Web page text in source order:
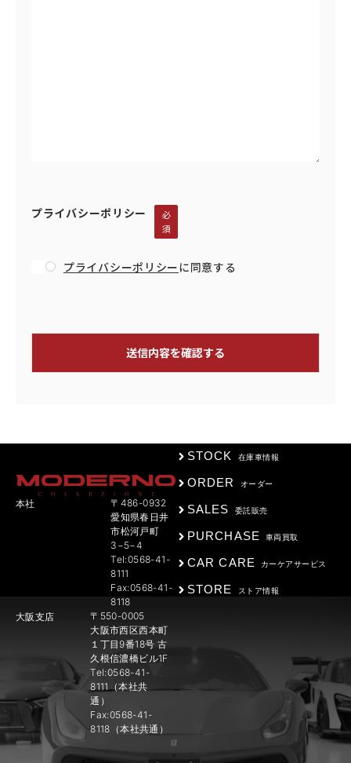
プライバシーポリシー
必
須
プライバシーポリシーに同意する
本社
〒486-0932
愛知県春日井
市松河戸町
3−5−4
Tel:0568-41-
8111
Fax:0568-41-
8118
大阪支店
〒550-0005
大阪市西区西本町
１丁目9番18号 古
久根信濃橋ビル1F
Tel:0568-41-
8111（本社共
通）
Fax:0568-41-
8118（本社共通）
STOCK 在庫車情報
ORDER オーダー
SALES 委託販売
PURCHASE 車両買取
CAR CARE カーケアサービス
STORE ストア情報